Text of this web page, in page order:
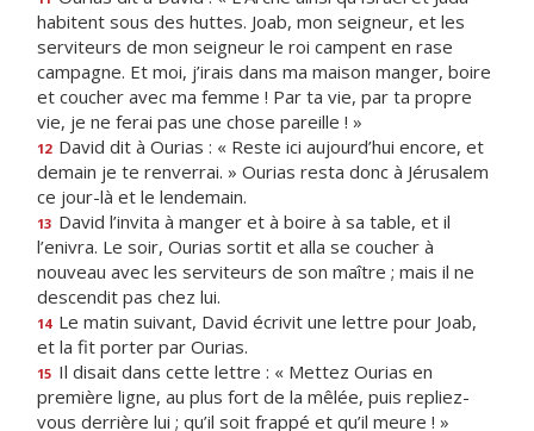
habitent sous des huttes. Joab, mon seigneur, et les
serviteurs de mon seigneur le roi campent en rase
campagne. Et moi, j’irais dans ma maison manger, boire
et coucher avec ma femme ! Par ta vie, par ta propre
vie, je ne ferai pas une chose pareille ! »
12 David dit à Ourias : « Reste ici aujourd’hui encore, et
demain je te renverrai. » Ourias resta donc à Jérusalem
ce jour-là et le lendemain.
13 David l’invita à manger et à boire à sa table, et il
l’enivra. Le soir, Ourias sortit et alla se coucher à
nouveau avec les serviteurs de son maître ; mais il ne
descendit pas chez lui.
14 Le matin suivant, David écrivit une lettre pour Joab,
et la fit porter par Ourias.
15 Il disait dans cette lettre : « Mettez Ourias en
première ligne, au plus fort de la mêlée, puis repliez-
vous derrière lui ; qu’il soit frappé et qu’il meure ! »